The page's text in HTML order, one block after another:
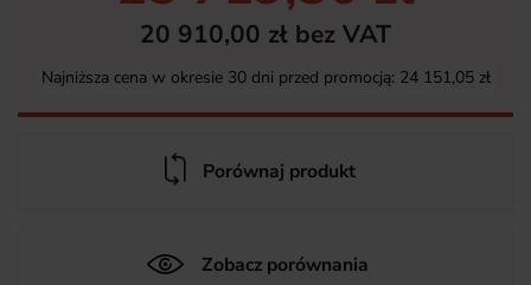
20 910,00 zł bez VAT
Najniższa cena w okresie 30 dni przed promocją: 24 151,05 zł
Porównaj produkt
Zobacz porównania